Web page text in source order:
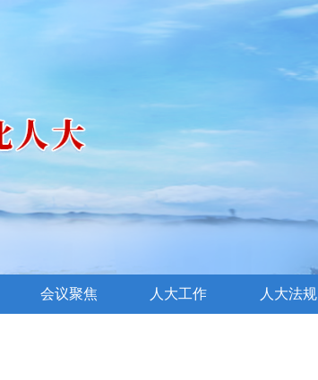
会议聚焦 人大工作 人大法规